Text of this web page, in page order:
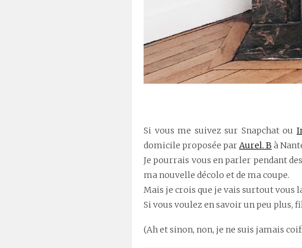
Si vous me suivez sur Snapchat ou
domicile proposée parAurel. B à
Je pourrais vous en parler pendant
ma nouvelle décolo et de ma coupe.
Mais je crois que je vais surtout vous
Si vous voulez en savoir un peu plus,
(Ah et sinon, non, je ne suis jamais